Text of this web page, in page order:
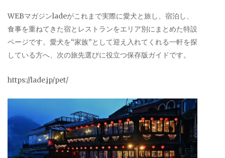
WEBマガジンladeがこれまで実際に愛犬と旅し、宿泊し、
食事を重ねてきた宿とレストランをエリア別にまとめた特設
ページです。愛犬を“家族”として迎え入れてくれる一軒を探
している方へ、次の旅先選びに役立つ保存版ガイドです。
https://lade.jp/pet/